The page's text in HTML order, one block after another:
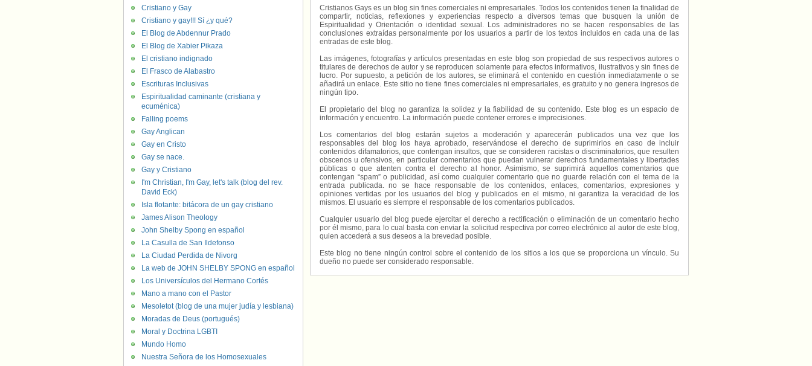
Cristianos Gays es un blog sin fines comerciales ni empresariales. Todos los contenidos tienen la finalidad de
compartir, noticias, reflexiones y experiencias respecto a diversos temas que busquen la unión de
Espiritualidad y Orientación o identidad sexual. Los administradores no se hacen responsables de las
conclusiones extraídas personalmente por los usuarios a partir de los textos incluidos en cada una de las
entradas de este blog.
Las imágenes, fotografías y artículos presentadas en este blog son propiedad de sus respectivos autores o
titulares de derechos de autor y se reproducen solamente para efectos informativos, ilustrativos y sin fines de
lucro. Por supuesto, a petición de los autores, se eliminará el contenido en cuestión inmediatamente o se
añadirá un enlace. Este sitio no tiene fines comerciales ni empresariales, es gratuito y no genera ingresos de
ningún tipo.
El propietario del blog no garantiza la solidez y la fiabilidad de su contenido. Este blog es un espacio de
información y encuentro. La información puede contener errores e imprecisiones.
Los comentarios del blog estarán sujetos a moderación y aparecerán publicados una vez que los
responsables del blog los haya aprobado, reservándose el derecho de suprimirlos en caso de incluir
contenidos difamatorios, que contengan insultos, que se consideren racistas o discriminatorios, que resulten
obscenos u ofensivos, en particular comentarios que puedan vulnerar derechos fundamentales y libertades
públicas o que atenten contra el derecho al honor. Asimismo, se suprimirá aquellos comentarios que
contengan “spam” o publicidad, así como cualquier comentario que no guarde relación con el tema de la
entrada publicada. no se hace responsable de los contenidos, enlaces, comentarios, expresiones y
opiniones vertidas por los usuarios del blog y publicados en el mismo, ni garantiza la veracidad de los
mismos. El usuario es siempre el responsable de los comentarios publicados.
Cualquier usuario del blog puede ejercitar el derecho a rectificación o eliminación de un comentario hecho
por él mismo, para lo cual basta con enviar la solicitud respectiva por correo electrónico al autor de este blog,
quien accederá a sus deseos a la brevedad posible.
Este blog no tiene ningún control sobre el contenido de los sitios a los que se proporciona un vínculo. Su
dueño no puede ser considerado responsable.
Cristiano y Gay
Cristiano y gay!!! Sí ¿y qué?
El Blog de Abdennur Prado
El Blog de Xabier Pikaza
El cristiano indignado
El Frasco de Alabastro
Escrituras Inclusivas
Espiritualidad caminante (cristiana y
ecuménica)
Falling poems
Gay Anglican
Gay en Cristo
Gay se nace.
Gay y Cristiano
I'm Christian, I'm Gay, let's talk (blog del rev.
David Eck)
Isla flotante: bitácora de un gay cristiano
James Alison Theology
John Shelby Spong en español
La Casulla de San Ildefonso
La Ciudad Perdida de Nivorg
La web de JOHN SHELBY SPONG en español
Los Universículos del Hermano Cortés
Mano a mano con el Pastor
Mesoletot (blog de una mujer judía y lesbiana)
Moradas de Deus (portugués)
Moral y Doctrina LGBTI
Mundo Homo
Nuestra Señora de los Homosexuales